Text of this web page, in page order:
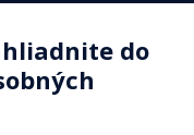
testy
do